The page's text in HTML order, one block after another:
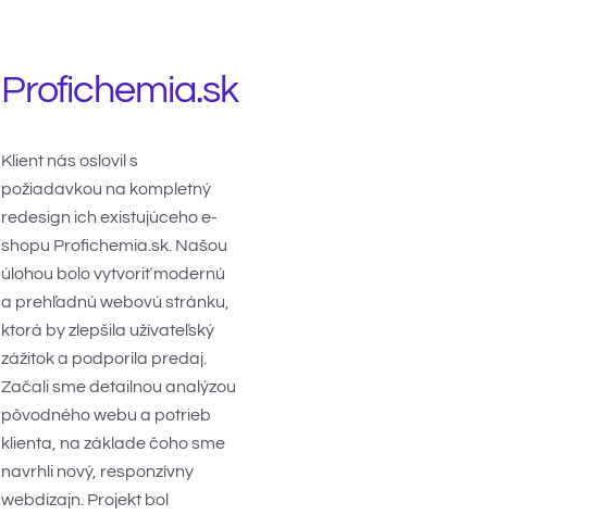
Profichemia.sk
Klient nás oslovil s
požiadavkou na kompletný
redesign ich existujúceho e-
shopu Profichemia.sk. Našou
úlohou bolo vytvoriť modernú
a prehľadnú webovú stránku,
ktorá by zlepšila užívateľský
zážitok a podporila predaj.
Začali sme detailnou analýzou
pôvodného webu a potrieb
klienta, na základe čoho sme
navrhli nový, responzívny
webdizajn. Projekt bol